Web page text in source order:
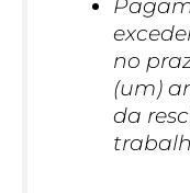
no
(um)
da